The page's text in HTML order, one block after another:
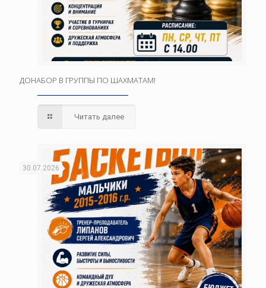
ДОНАБОР В ГРУППЫ ПО ШАХМАТАМ!
Читать далее
30.07.2026